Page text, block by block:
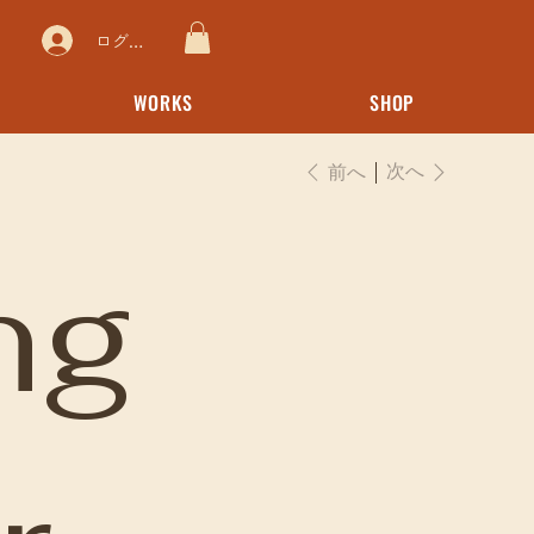
WORKS SHOP
ログイン
前へ 次へ